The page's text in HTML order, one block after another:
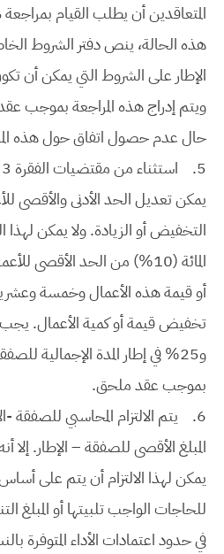
المتعاقدين أن يطلب القيام
هذه الحالة، ينص دفتر الشروط
الإطار على الشروط التي يمكن أن
ويتم إدراج هذه المراجعة بموجب
حال عدم حصول اتفاق حول هذه
5.
يمكن تعديل الحد الأدنى والأقصى
التخفيض أو الزيادة. ولا يمكن لهذا
المائة (10%) من الحد الأقصى
و25% في إطار المدة الإجمالية
بموجب عقد ملحق.
6.
يتم الالتزام المحاسبي
المبلغ الأقصى للصفقة – الإطار. إلا
يمكن لهذا الالتزام أن يتم على
للحاجات الواجب تلبيتها أو المبلغ
في حدود اعتمادات الأداء المتوفرة